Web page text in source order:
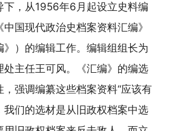
下，从1956年6月起设立史料编
国现代政治史档案资料汇编》
》）的编辑工作。编辑组组长为
处主任王可风。《汇编》的编选
强调编纂这些档案资料“应该有
我们的选材是从旧政权档案中选